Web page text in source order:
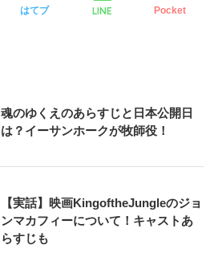
はてブ LINE Pocket
魂のゆくえのあらすじと日本公開日
は？イーサンホークが牧師役！
【実話】映画KingoftheJungleのジョ
ンマカフィーについて！キャストあ
らすじも